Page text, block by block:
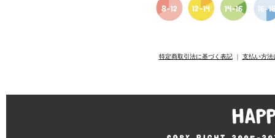
特定商取引法に基づく表記｜ 支払い方法